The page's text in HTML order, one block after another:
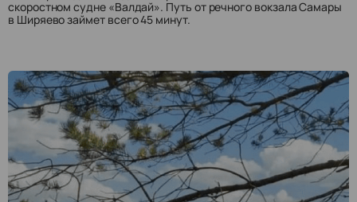
скоростном судне «Валдай». Путь от речного вокзала Самары
в Ширяево займет всего 45 минут.